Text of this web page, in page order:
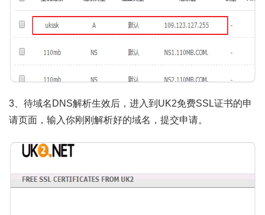
3、待域名DNS解析生效后，进入到UK2免费SSL证书的申
请页面，输入你刚刚解析好的域名，提交申请。